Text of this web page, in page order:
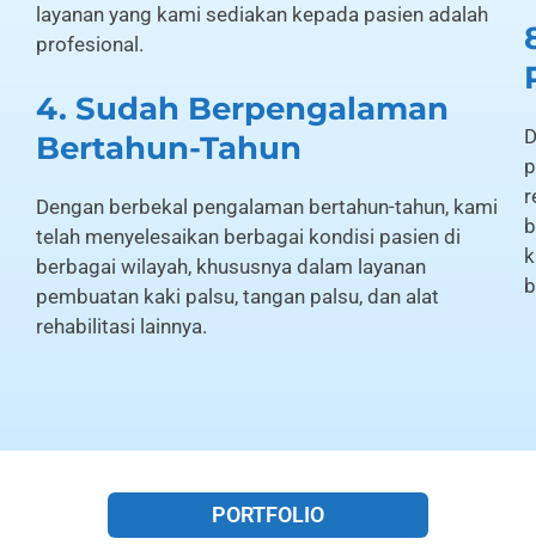
layanan yang kami sediakan kepada pasien adalah
profesional.
4. Sudah Berpengalaman
Bertahun-Tahun
Dengan berbekal pengalaman bertahun-tahun, kami
telah menyelesaikan berbagai kondisi pasien di
berbagai wilayah, khususnya dalam layanan
pembuatan kaki palsu, tangan palsu, dan alat
rehabilitasi lainnya.
PORTFOLIO